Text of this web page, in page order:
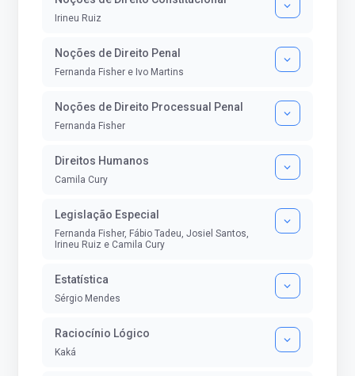
Irineu Ruiz
Noções de Direito Penal
Fernanda Fisher e Ivo Martins
Noções de Direito Processual Penal
Fernanda Fisher
Direitos Humanos
Camila Cury
Legislação Especial
Fernanda Fisher, Fábio Tadeu, Josiel Santos,
Irineu Ruiz e Camila Cury
Estatística
Sérgio Mendes
Raciocínio Lógico
Kaká